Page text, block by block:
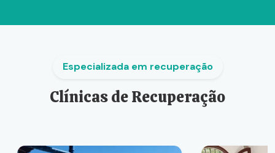
Especializada em recuperação
Clínicas de Recuperação